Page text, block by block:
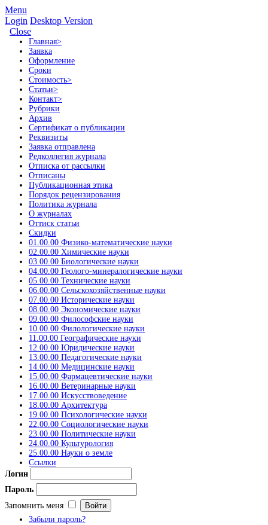
Menu
Login Desktop Version
Close
Главная>
Заявка
Оформление
Сроки
Стоимость>
Статьи>
Контакт>
Рубрики
Архив
Сертификат о публикации
Реквизиты
Заявка отправлена
Редколлегия журнала
Отписка от рассылки
Отписаны
Публикационная этика
Порядок рецензирования
Политика журнала
О журналах
Оттиск статьи
Скидки
01.00.00 Физико-математические науки
02.00.00 Химические науки
03.00.00 Биологические науки
04.00.00 Геолого-минералогические науки
05.00.00 Технические науки
06.00.00 Сельскохозяйственные науки
07.00.00 Исторические науки
08.00.00 Экономические науки
09.00.00 Философские науки
10.00.00 Филологические науки
11.00.00 Географические науки
12.00.00 Юридические науки
13.00.00 Педагогические науки
14.00.00 Медицинские науки
15.00.00 Фармацевтические науки
16.00.00 Ветеринарные науки
17.00.00 Искусствоведение
18.00.00 Архитектура
19.00.00 Психологические науки
22.00.00 Социологические науки
23.00.00 Политические науки
24.00.00 Культурология
25.00.00 Науки о земле
Ссылки
Логин
Пароль
Запомнить меня
Забыли пароль?